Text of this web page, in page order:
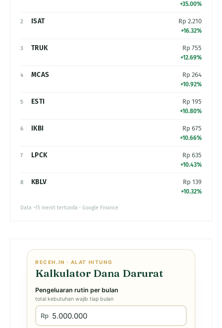
+35.00%
2 ISAT Rp 2.210
+16.32%
3 TRUK Rp 755
+12.69%
4 MCAS Rp 264
+10.92%
5 ESTI Rp 195
+10.80%
6 IKBI Rp 675
+10.66%
7 LPCK Rp 635
+10.43%
8 KBLV Rp 139
+10.32%
Data ~15 menit tertunda · Google Finance
RECEH.IN · ALAT HITUNG
Kalkulator Dana Darurat
Pengeluaran rutin per bulan
total kebutuhan wajib tiap bulan
Rp